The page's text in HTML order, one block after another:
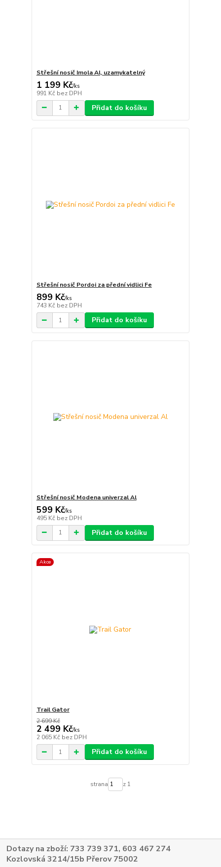
Střešní nosič Imola Al, uzamykatelný
1 199 Kč/ks
991 Kč bez DPH
Přidat do košíku
Střešní nosič Pordoi za přední vidlici Fe
899 Kč/ks
743 Kč bez DPH
Přidat do košíku
Střešní nosič Modena univerzal Al
599 Kč/ks
495 Kč bez DPH
Přidat do košíku
Akce
Trail Gator
2 699 Kč
2 499 Kč/ks
2 065 Kč bez DPH
Přidat do košíku
strana z 1
Dotazy na zboží: 733 739 371, 603 467 274
Kozlovská 3214/15b Přerov 75002